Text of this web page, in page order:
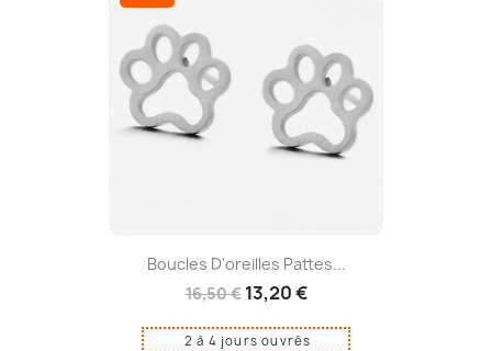
Boucles D'oreilles Pattes...
16,50 € 13,20 €
2 à 4 jours ouvrés